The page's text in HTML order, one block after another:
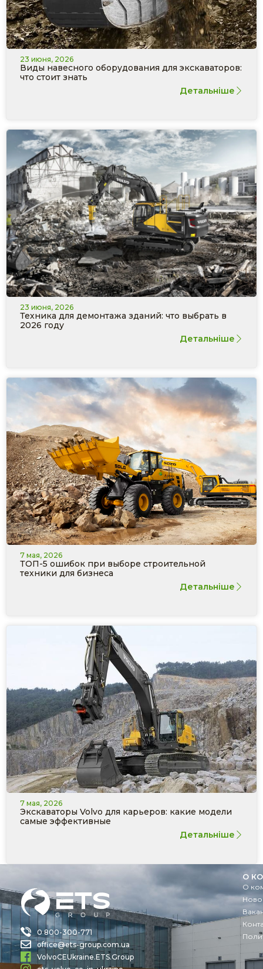
23 июня, 2026
Виды навесного оборудования для экскаваторов:
что стоит знать
Детальніше
23 июня, 2026
Техника для демонтажа зданий: что выбрать в
2026 году
Детальніше
7 мая, 2026
ТОП-5 ошибок при выборе строительной
техники для бизнеса
Детальніше
7 мая, 2026
Экскаваторы Volvo для карьеров: какие модели
самые эффективные
Детальніше
0 800-300-771
office@ets-group.com.ua
VolvoCEUkraine.ETS.Group
О
О